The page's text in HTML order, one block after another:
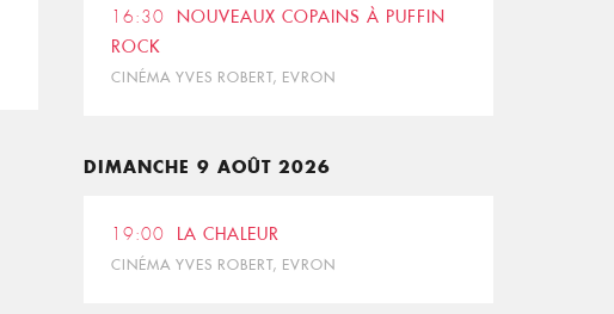
16:30
NOUVEAUX COPAINS À PUFFIN
ROCK
CINÉMA YVES ROBERT, EVRON
DIMANCHE 9 AOÛT 2026
19:00 LA CHALEUR
CINÉMA YVES ROBERT, EVRON